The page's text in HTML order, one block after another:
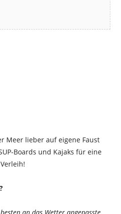
Meer lieber auf eigene Faust
Boards und Kajaks für eine